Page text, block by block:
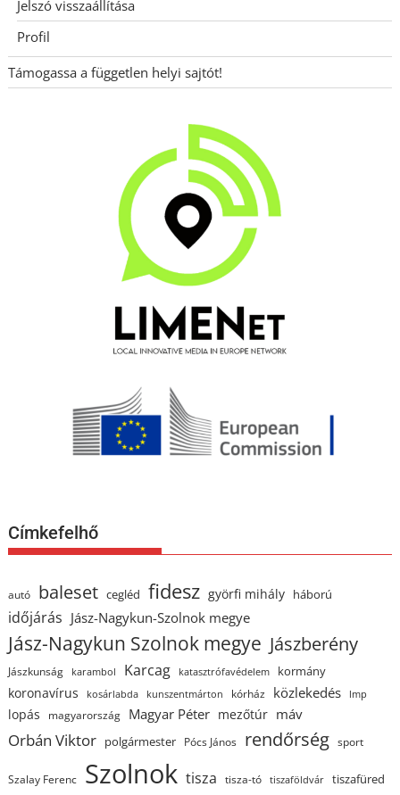
Jelszó visszaállítása
Profil
Támogassa a független helyi sajtót!
Címkefelhő
autó baleset cegléd fidesz györfi mihály háború
időjárás Jász-Nagykun-Szolnok megye
Jász-Nagykun Szolnok megye Jászberény
Jászkunság karambol Karcag katasztrófavédelem kormány
koronavírus kosárlabda kunszentmárton kórház közlekedés lmp
lopás magyarország Magyar Péter mezőtúr máv
Orbán Viktor polgármester Pócs János rendőrség sport
Szalay Ferenc Szolnok tisza tisza-tó tiszaföldvár tiszafüred